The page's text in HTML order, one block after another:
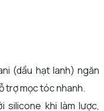
(dầu hạt lanh) ngăn
trợ mọc tóc nhanh.
silicone khi làm lược,